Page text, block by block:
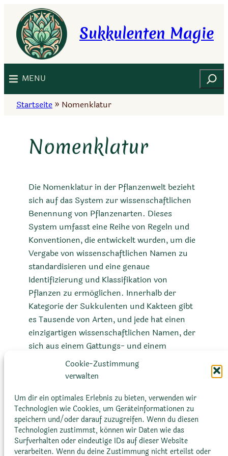
Cookie-Zustimmung
verwalten
Um dir ein optimales Erlebnis zu bieten, verwenden wir
Technologien wie Cookies, um Geräteinformationen zu
speichern und/oder darauf zuzugreifen. Wenn du diesen
Technologien zustimmst, können wir Daten wie das
Surfverhalten oder eindeutige IDs auf dieser Website
verarbeiten. Wenn du deine Zustimmung nicht erteilst oder
Inhalt
springen
Sukkulenten Magie
MENU Suchen
Startseite » Nomenklatur
Nomenklatur
Die Nomenklatur in der Pflanzenwelt bezieht
sich auf das System zur wissenschaftlichen
Benennung von Pflanzenarten. Dieses
System umfasst eine Reihe von Regeln und
Konventionen, die entwickelt wurden, um die
Vergabe von wissenschaftlichen Namen zu
standardisieren und eine genaue
Identifizierung und Klassifikation von
Pflanzen zu ermöglichen. Innerhalb der
Kategorie der Sukkulenten und Kakteen gibt
es Tausende von Arten, und jede hat einen
einzigartigen wissenschaftlichen Namen, der
sich aus einem Gattungs- und einem
Artnamen zusammensetzt. Diese Namen
basieren meist auf Latein oder Altgriechisch
wie ihren Lebensraum, ihr Aussehen oder
ihre Entdecker liefern.